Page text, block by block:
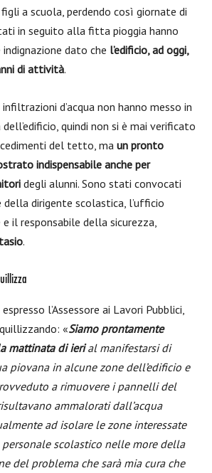
a scuola, perdendo così giornate di
in seguito alla fitta pioggia hanno
dato che l’edificio, ad oggi,
di attività.
d’acqua non hanno messo in
quindi non si è mai verificato
del tetto, ma un pronto
indispensabile anche per
degli alunni. Sono stati convocati
dirigente scolastica, l’ufficio
il responsabile della sicurezza,
.
l’Assessore ai Lavori Pubblici,
«Siamo prontamente
mattinata di ierial manifestarsi di
piovana in alcune zone dell’edificio e
a rimuovere i pannelli del
ammalorati dall’acqua
ad isolare le zone interessate
scolastico nelle more della
del problema che sarà mia cura che